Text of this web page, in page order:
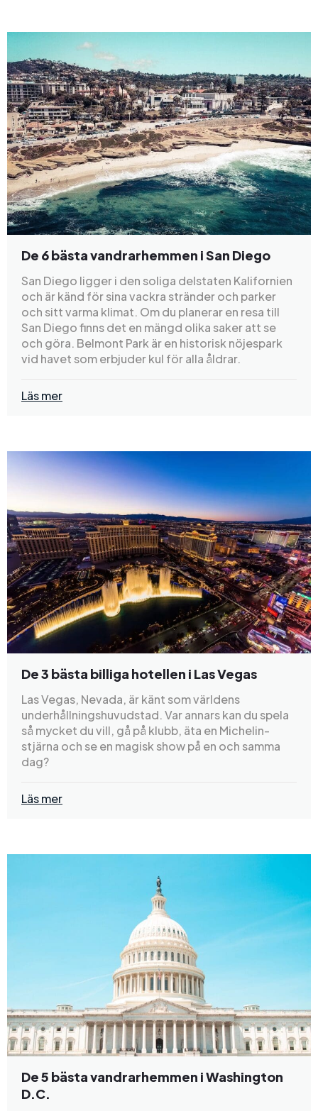
De 6 bästa vandrarhemmen i San Diego
San Diego ligger i den soliga delstaten Kalifornien
och är känd för sina vackra stränder och parker
och sitt varma klimat. Om du planerar en resa till
San Diego finns det en mängd olika saker att se
och göra. Belmont Park är en historisk nöjespark
vid havet som erbjuder kul för alla åldrar.
Läs mer
De 3 bästa billiga hotellen i Las Vegas
Las Vegas, Nevada, är känt som världens
underhållningshuvudstad. Var annars kan du spela
så mycket du vill, gå på klubb, äta en Michelin-
stjärna och se en magisk show på en och samma
dag?
Läs mer
De 5 bästa vandrarhemmen i Washington
D.C.